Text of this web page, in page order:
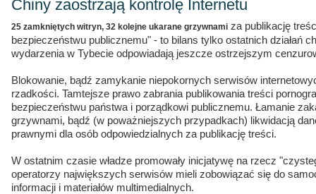
Chiny zaostrzają kontrolę Internetu
25 zamkniętych witryn, 32 kolejne ukarane grzywnami za publikację
bezpieczeństwu publicznemu" - to bilans tylko ostatnich działań
wydarzenia w Tybecie odpowiadają jeszcze ostrzejszym
Blokowanie, bądź zamykanie niepokornych serwisów
rzadkości. Tamtejsze prawo zabrania publikowania treści
bezpieczeństwu państwa i porządkowi publicznemu. Łamanie
grzywnami, bądź (w poważniejszych przypadkach) likwidacją
prawnymi dla osób odpowiedzialnych za publikację treści.
W ostatnim czasie władze promowały inicjatywę na rzecz
operatorzy największych serwisów mieli zobowiązać się do
informacji i materiałów multimedialnych.